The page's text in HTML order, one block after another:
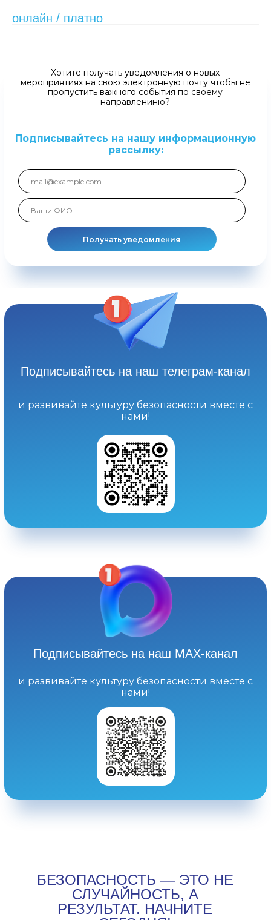
онлайн / платно
Подписывайтесь на нашу информационную
рассылку:
Хотите получать уведомления о новых
мероприятиях на свою электронную почту чтобы не
пропустить важного события по своему
направлениню?
Получать уведомления
и развивайте культуру безопасности вместе с
нами!
Подписывайтесь на наш телеграм-канал
и развивайте культуру безопасности вместе с
нами!
Подписывайтесь на наш МАХ-канал
БЕЗОПАСНОСТЬ — ЭТО НЕ
СЛУЧАЙНОСТЬ, А
РЕЗУЛЬТАТ. НАЧНИТЕ